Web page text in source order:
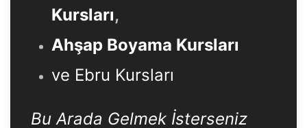
Kursları,
Ahşap Boyama Kursları
ve Ebru Kursları
Bu Arada Gelmek İsterseniz